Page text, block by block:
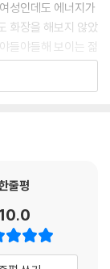
. 반면 자기 수행이
악용하기 쉽지. 권력
하는 사람은 꼭 수
로 지내던 할머니
를 알아봐 주기를
성인데도 에너지가
화장을 해보지 않았
들야들해 보이는 젊
을 낡은 것을 부수고
’ 같다고 느낀다. 현
서 소녀처럼 여리
의 영성’이 어떤
는 것이 아니라 발
를, 거룩한 분노로
줄평